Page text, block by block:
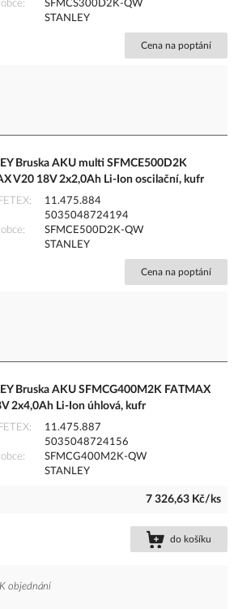
SFMCS300D2K-QW
STANLEY
Cena na poptání
Bruska AKU multi SFMCE500D2K
V20 18V 2x2,0Ah Li-Ion oscilační, kufr
11.475.884
5035048724194
SFMCE500D2K-QW
STANLEY
Cena na poptání
Bruska AKU SFMCG400M2K FATMAX
2x4,0Ah Li-Ion úhlová, kufr
11.475.887
5035048724156
SFMCG400M2K-QW
STANLEY
7 326,63 Kč/ks
do košíku
K objednání